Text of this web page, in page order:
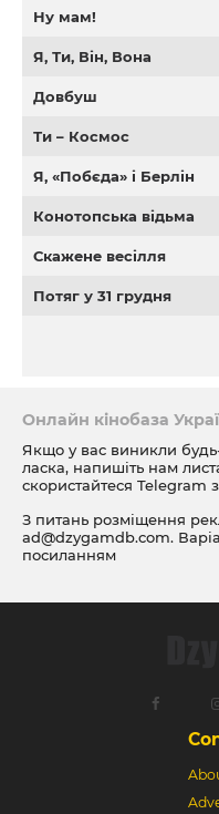
Ну мам!
Я, Ти, Він, Вона
Довбуш
Ти – Космос
Я, «Побєда» і Берлін
Конотопська відьма
Скажене весілля
Потяг у 31 грудня
Онлайн кінобаза
Якщо у вас виникли будь-
ласка, напишіть нам
скористайтеся Telegram
З питань розміщення
ad@dzygamdb.com.
посиланням